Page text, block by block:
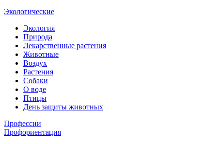
Экологические
Экология
Природа
Лекарственные растения
Животные
Воздух
Растения
Собаки
О воде
Птицы
День защиты животных
Профессии
Профориентация